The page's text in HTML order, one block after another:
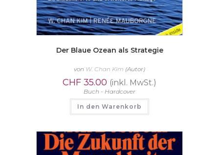
Der Blaue Ozean als Strategie
von W. Chan Kim (Autor)
CHF 35.00 (inkl. MwSt.)
Buch - Hardcover
In den Warenkorb